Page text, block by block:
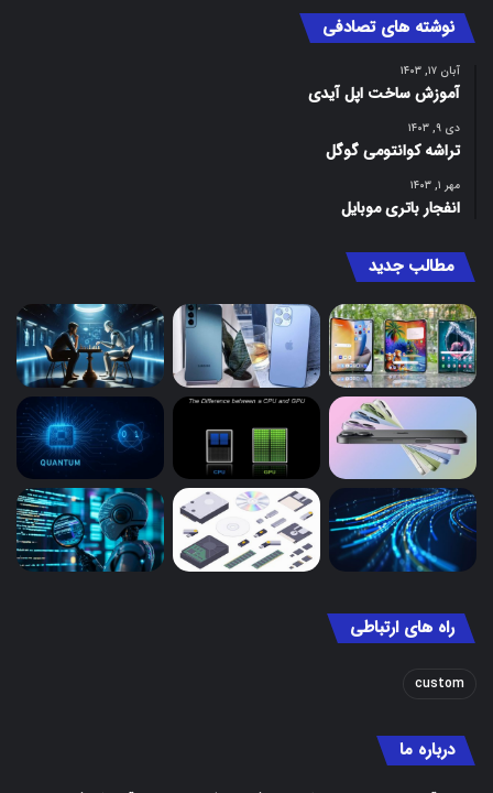
نوشته های تصادفی
آبان ۱۷, ۱۴۰۳
آموزش ساخت اپل آیدی
دی ۹, ۱۴۰۳
تراشه کوانتومی گوگل
مهر ۱, ۱۴۰۳
انفجار باتری موبایل
مطالب جدید
راه های ارتباطی
custom
درباره ما